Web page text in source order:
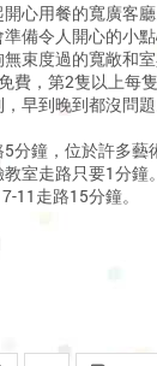
心用餐的寬廣客廳
備令人開心的小點
束度過的寬敞和室
，第2隻以上每隻
早到晚到都沒問題
分鐘，位於許多藝
室走路只要1分鐘。
11走路15分鐘。